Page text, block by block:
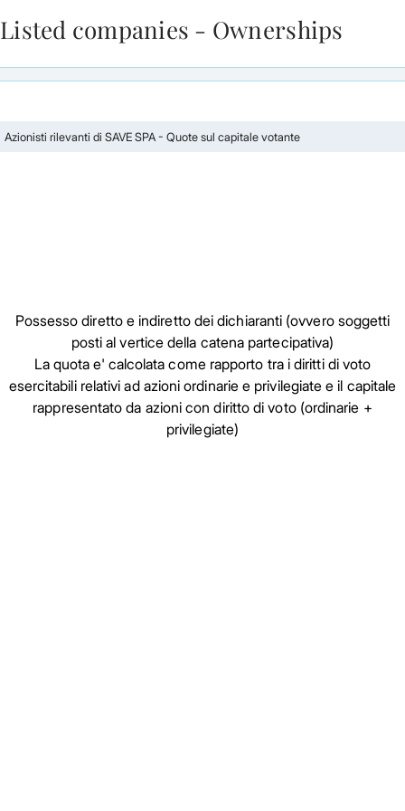
Skip to Main Content
Listed companies - Ownerships
Azionisti rilevanti di SAVE SPA - Quote sul capitale votante
Possesso diretto e indiretto dei dichiaranti (ovvero soggetti
posti al vertice della catena partecipativa)
La quota e' calcolata come rapporto tra i diritti di voto
esercitabili relativi ad azioni ordinarie e privilegiate e il capitale
rappresentato da azioni con diritto di voto (ordinarie +
privilegiate)